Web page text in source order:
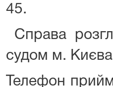
45.
Справа
судом м.
Телефон